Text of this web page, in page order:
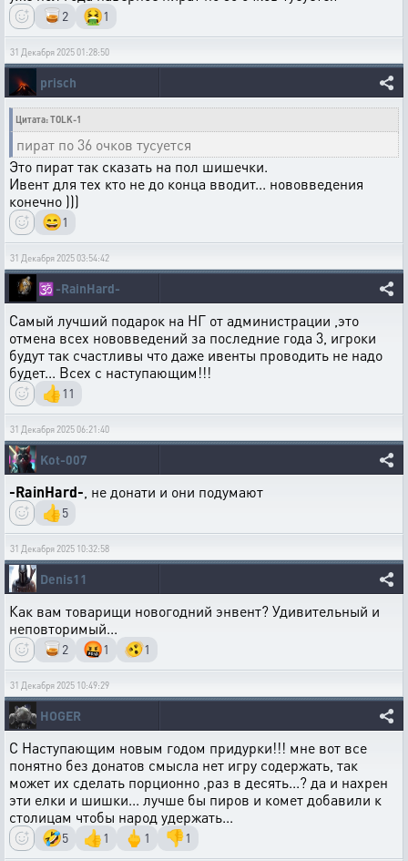
🥃 2 🤮1
31 Декабря 2025 01:28:50
prisch
Цитата: TOLK-1
пират по 36 очков тусуется
Это пират так сказать на пол шишечки.
Ивент для тех кто не до конца вводит... нововведения
конечно )))
😄1
31 Декабря 2025 03:54:42
🕉️-RainHard-
Самый лучший подарок на НГ от администрации ,это
отмена всех нововведений за последние года 3, игроки
будут так счастливы что даже ивенты проводить не надо
будет... Всех с наступающим!!!
👍11
31 Декабря 2025 06:21:40
Kot-007
-RainHard- , не донати и они подумают
👍5
31 Декабря 2025 10:32:58
Denis11
Как вам товарищи новогодний энвент? Удивительный и
неповторимый...
🥃 2 🤬1 🫨1
31 Декабря 2025 10:49:29
HOGER
С Наступающим новым годом придурки!!! мне вот все
понятно без донатов смысла нет игру содержать, так
может их сделать порционно ,раз в десять...? да и нахрен
эти елки и шишки... лучше бы пиров и комет добавили к
столицам чтобы народ удержать...
🤣5 👍1 🖕 1 👎1